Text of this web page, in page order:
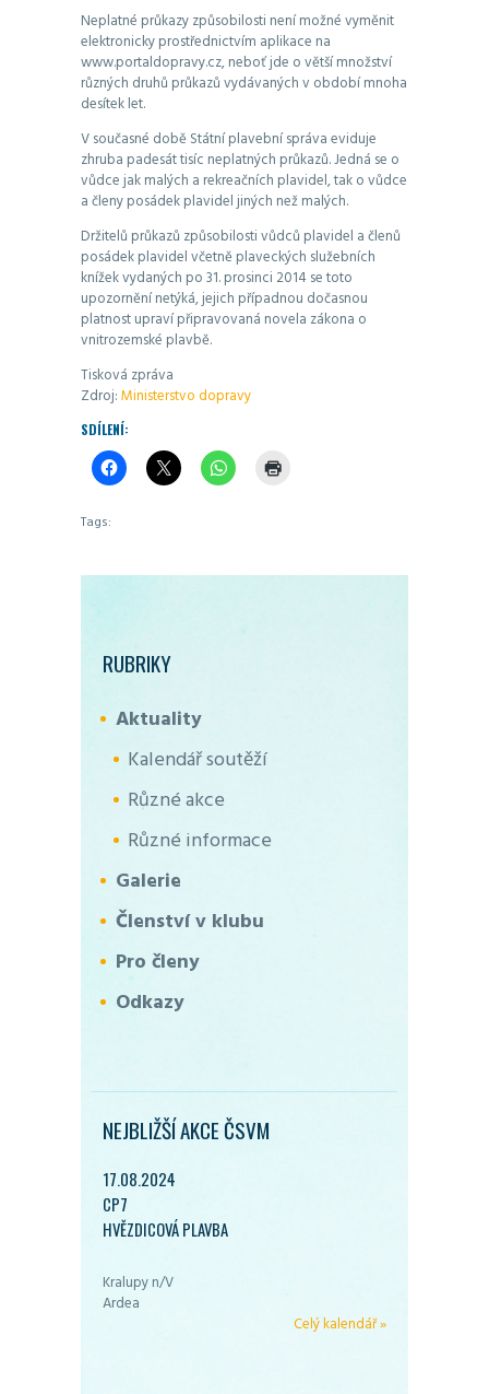
Neplatné průkazy způsobilosti není možné vyměnit
elektronicky prostřednictvím aplikace na
www.portaldopravy.cz, neboť jde o větší množství
různých druhů průkazů vydávaných v období mnoha
desítek let.
V současné době Státní plavební správa eviduje
zhruba padesát tisíc neplatných průkazů. Jedná se o
vůdce jak malých a rekreačních plavidel, tak o vůdce
a členy posádek plavidel jiných než malých.
Držitelů průkazů způsobilosti vůdců plavidel a členů
posádek plavidel včetně plaveckých služebních
knížek vydaných po 31. prosinci 2014 se toto
upozornění netýká, jejich případnou dočasnou
platnost upraví připravovaná novela zákona o
vnitrozemské plavbě.
Tisková zpráva
Zdroj:Ministerstvo dopravy
SDÍLENÍ:
Tags:
RUBRIKY
Aktuality
Kalendář soutěží
Různé akce
Různé informace
Galerie
Členství v klubu
Pro členy
Odkazy
NEJBLIŽŠÍ AKCE ČSVM
17.08.2024
CP7
HVĚZDICOVÁ PLAVBA
Kralupy n/V
Ardea
Celý kalendář »